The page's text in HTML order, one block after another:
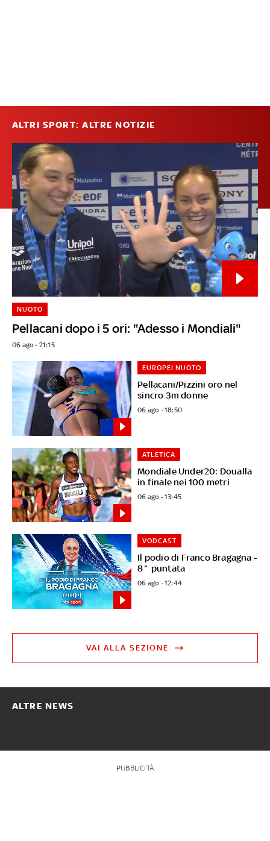
ALTRI SPORT: ALTRE NOTIZIE
Pellacani dopo i 5 ori: "Adesso i Mondiali"
NUOTO
06 ago - 21:15
Pellacani/Pizzini oro nel
sincro 3m donne
EUROPEI NUOTO
06 ago - 18:50
Mondiale Under20: Doualla
in finale nei 100 metri
ATLETICA
06 ago - 13:45
Il podio di Franco Bragagna -
8^ puntata
VODCAST
06 ago - 12:44
VAI ALLA SEZIONE
ALTRE NEWS
PUBBLICITÀ